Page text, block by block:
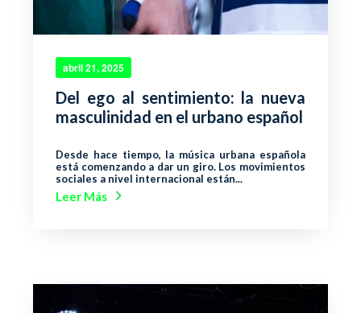
abril 21, 2025
Del ego al sentimiento: la nueva
masculinidad en el urbano español
Desde hace tiempo, la música urbana española
está comenzando a dar un giro. Los movimientos
sociales a nivel internacional están...
Leer Más